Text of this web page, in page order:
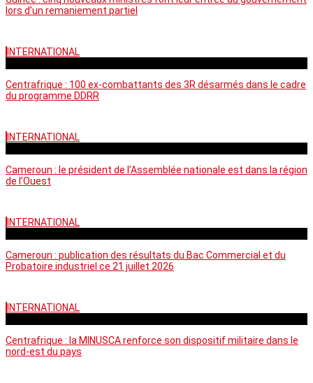
lors d’un remaniement partiel
INTERNATIONAL
Centrafrique : 100 ex-combattants des 3R désarmés dans le cadre
du programme DDRR
INTERNATIONAL
Cameroun : le président de l’Assemblée nationale est dans la région
de l’Ouest
INTERNATIONAL
Cameroun : publication des résultats du Bac Commercial et du
Probatoire industriel ce 21 juillet 2026
INTERNATIONAL
Centrafrique : la MINUSCA renforce son dispositif militaire dans le
nord-est du pays